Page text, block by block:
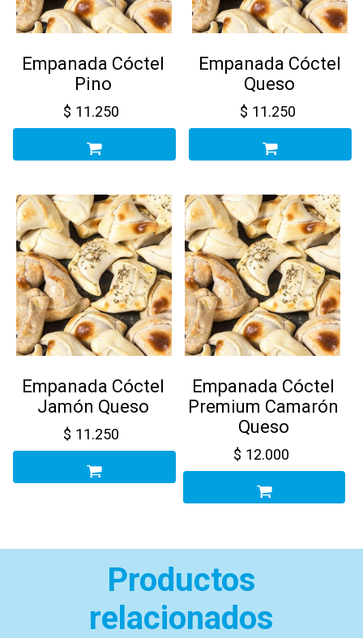
Empanada Cóctel
Pino
$ 11.250
Empanada Cóctel
Queso
$ 11.250
Empanada Cóctel
Jamón Queso
$ 11.250
Empanada Cóctel
Premium Camarón
Queso
$ 12.000
Productos
relacionados